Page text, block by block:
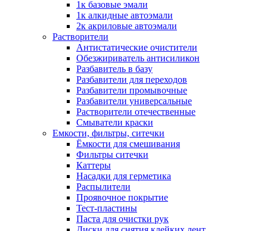
1к базовые эмали
1к алкидные автоэмали
2к акриловые автоэмали
Растворители
Антистатические очистители
Обезжириватель антисиликон
Разбавитель в базу
Разбавители для переходов
Разбавители промывочные
Разбавители универсальные
Растворители отечественные
Смыватели краски
Емкости, фильтры, ситечки
Ёмкости для смешивания
Фильтры ситечки
Каттеры
Насадки для герметика
Распылители
Проявочное покрытие
Тест-пластины
Паста для очистки рук